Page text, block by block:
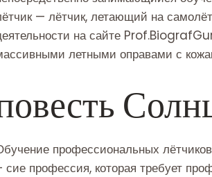
— лётчик, летающий на
на сайте
летными оправами с
профессиональных
сие профессия, которая требует